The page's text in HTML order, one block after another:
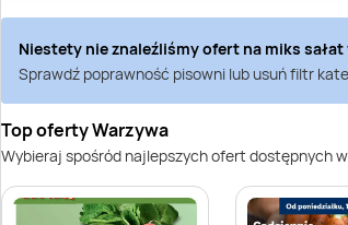
Niestety nie znaleźliśmy ofert na miks sałat
Sprawdź poprawność pisowni lub usuń filtr
Top oferty Warzywa
Wybieraj spośród najlepszych ofert dostępnych